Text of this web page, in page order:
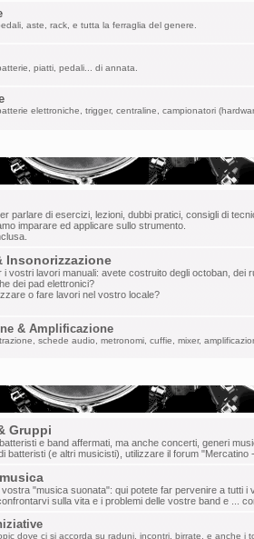
dare la parola a
2025 1:38 am
Saluti da
2025 6:46 pm
i forum per dare la
2025 10:13 am
Un salutone ragazzi!
2025 6:45 pm
Grande Mr. Tagliatella!
2024 8:06 am
il primo amore non si
quasi natale!
3:48 pm
weeee
2024 9:20 pm
sono riuscito a
aste, rack, e tutta la ferraglia del genere.
piatti, pedali... di annata.
elettroniche, trigger, centraline, campionatori
parlare di esercizi, lezioni, dubbi pratici, consigli di
imparare ed applicare sullo strumento.
Insonorizzazione
i vostri lavori manuali: avete costruito degli octoban, dei
dei pad elettronici?
o fare lavori nel vostro locale?
& Amplificazione
schede audio, metronomi, cuffie, mixer,
Gruppi
e band affermati, ma anche concerti, generi
batteristi (e altri musicisti), utilizzare il forum "Mercatino
vostra "musica suonata": qui potete far pervenire a tutti i
sulla vita e i problemi delle vostre band e ...
dove ci si accorda su raduni, incontri, birrate, e anche i